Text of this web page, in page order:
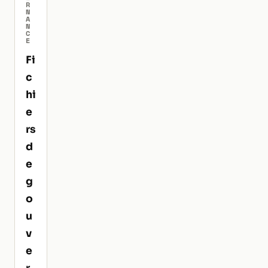
R
N
A
N
C
E
Fi
c
hi
e
rs
d
e
g
o
u
v
e